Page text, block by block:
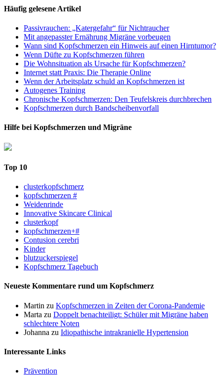
Häufig gelesene Artikel
Passivrauchen: „Katergefahr“ für Nichtraucher
Mit angepasster Ernährung Migräne vorbeugen
Wann sind Kopfschmerzen ein Hinweis auf einen Hirntumor?
Wenn Düfte zu Kopfschmerzen führen
Die Wohnsituation als Ursache für Kopfschmerzen?
Internet statt Praxis: Die Therapie Online
Wenn der Arbeitsplatz schuld an Kopfschmerzen ist
Autogenes Training
Chronische Kopfschmerzen: Den Teufelskreis durchbrechen
Kopfschmerzen durch Bandscheibenvorfall
Hilfe bei Kopfschmerzen und Migräne
Top 10
clusterkopfschmerz
kopfschmerzen #
Weidenrinde
Innovative Skincare Clinical
clusterkopf
kopfschmerzen+#
Contusion cerebri
Kinder
blutzuckerspiegel
Kopfschmerz Tagebuch
Neueste Kommentare rund um Kopfschmerz
Martin zu Kopfschmerzen in Zeiten der Corona-Pandemie
Marta zu Doppelt benachteiligt: Schüler mit Migräne haben
schlechtere Noten
Johanna zu Idiopathische intrakranielle Hypertension
Interessante Links
Prävention